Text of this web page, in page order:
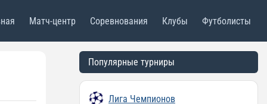
Матч-центр Соревнования Клубы Футболисты
Популярные турниры
Лига Чемпионов